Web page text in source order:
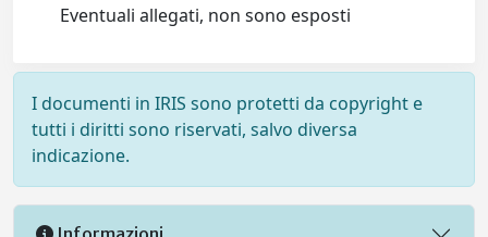
Eventuali allegati, non sono esposti
I documenti in IRIS sono protetti da copyright e
tutti i diritti sono riservati, salvo diversa
indicazione.